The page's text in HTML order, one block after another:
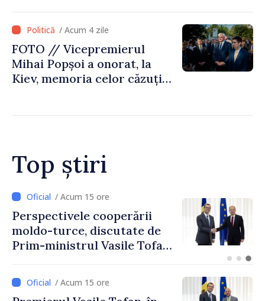
/ Acum 4 zile
FOTO // Vicepremierul
Mihai Popșoi a onorat, la
Kiev, memoria celor căzuți
Top știri
/ Acum 12 ore
Forumul Diasporei //
Republica Moldova,
promovată în Elveția prin
exporturi
/ Acum 15 ore